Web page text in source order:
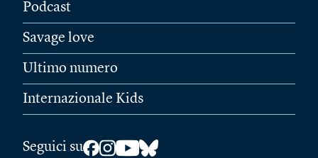
Podcast
Savage love
Ultimo numero
Internazionale Kids
Seguici su